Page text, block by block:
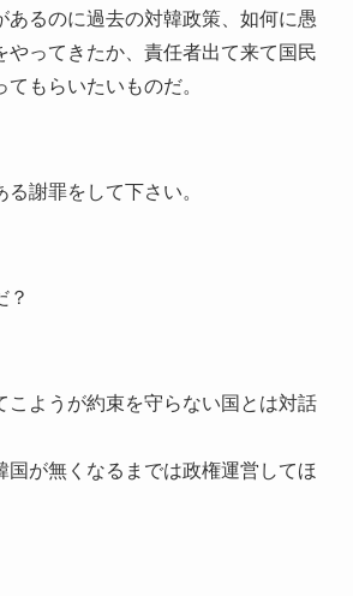
あるのに過去の対韓政策、如何に愚
やってきたか、責任者出て来て国民
もらいたいものだ。
謝罪をして下さい。
？
こようが約束を守らない国とは対話
国が無くなるまでは政権運営してほ